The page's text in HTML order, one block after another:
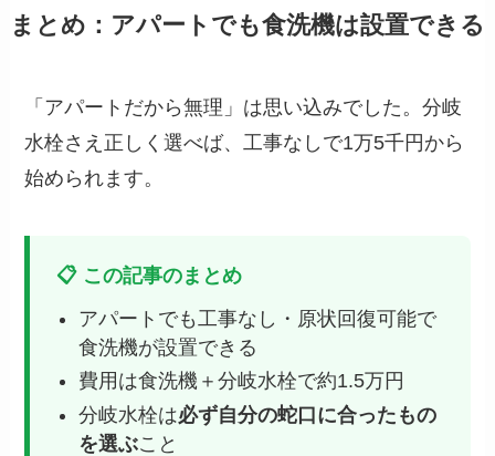
まとめ：アパートでも食洗機は設置できる
「アパートだから無理」は思い込みでした。分岐
水栓さえ正しく選べば、工事なしで1万5千円から
始められます。
📋 この記事のまとめ
アパートでも工事なし・原状回復可能で
食洗機が設置できる
費用は食洗機＋分岐水栓で約1.5万円
分岐水栓は必ず自分の蛇口に合ったもの
を選ぶこと